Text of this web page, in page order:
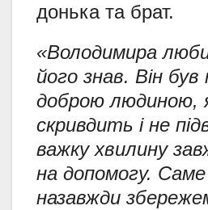
донька та брат.
«Володимира
його знав. Він був
доброю людиною,
скривдить і не
важку хвилину
на допомогу.
назавжди